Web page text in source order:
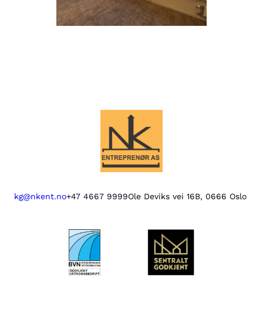
kg@nkent.no+47 4667 9999Ole Deviks vei 16B, 0666 Oslo